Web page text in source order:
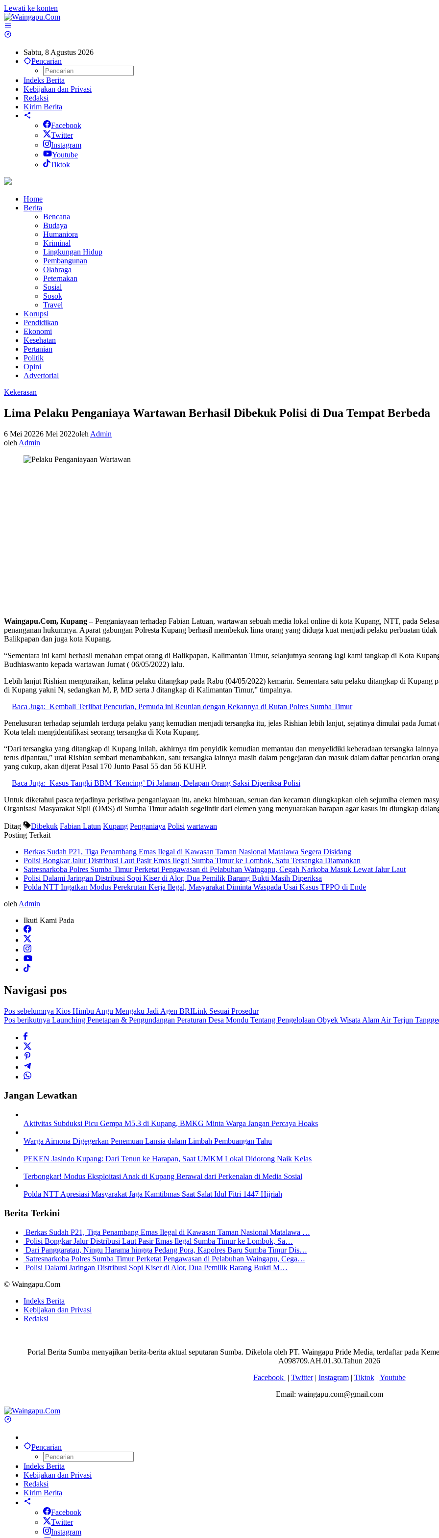
Lewati ke konten
Sabtu, 8 Agustus 2026
Pencarian
Indeks Berita
Kebijakan dan Privasi
Redaksi
Kirim Berita
Facebook
Twitter
Instagram
Youtube
Tiktok
Home
Berita
Bencana
Budaya
Humaniora
Kriminal
Lingkungan Hidup
Pembangunan
Olahraga
Peternakan
Sosial
Sosok
Travel
Korupsi
Pendidikan
Ekonomi
Kesehatan
Pertanian
Politik
Opini
Advertorial
Kekerasan
Lima Pelaku Penganiaya Wartawan Berhasil Dibekuk Polisi di Dua Tempat Berbeda
6 Mei 20226 Mei 2022oleh Admin
oleh Admin
Waingapu.Com, Kupang –Penganiayaan terhadap Fabian Latuan, wartawan sebuah media lokal online di kota Kupang, NTT, pada
penanganan hukumnya. Aparat gabungan Polresta Kupang berhasil membekuk lima orang yang diduga kuat menjadi pelaku perbuatan
Balikpapan dan juga kota Kupang.
“Sementara ini kami berhasil menahan empat orang di Balikpapan, Kalimantan Timur, selanjutnya seorang lagi kami tangkap di Kota
Budhiaswanto kepada wartawan Jumat ( 06/05/2022) lalu.
Lebih lanjut Rishian menguraikan, kelima pelaku ditangkap pada Rabu (04/05/2022) kemarin. Sementara satu pelaku ditangkap di Kupang
di Kupang yakni N, sedangkan M, P, MD serta J ditangkap di Kalimantan Timur,” timpalnya.
Baca Juga: Kembali Terlibat Pencurian, Pemuda ini Reunian dengan Rekannya di Rutan Polres Sumba Timur
Penelusuran terhadap sejumlah terduga pelaku yang kemudian menjadi tersangka itu, jelas Rishian lebih lanjut, sejatinya dimulai pada
Kota telah mengidentifikasi seorang tersangka di Kota Kupang.
“Dari tersangka yang ditangkap di Kupang inilah, akhirnya tim penyidik kemudian memantau dan menyelidiki keberadaan tersangka
terus dipantau,” urai Rishian sembari menambahkan, satu tersangka lainnya masih dalam pengejaran dan masuk dalam daftar pencarian
yang cukup, akan dijerat Pasal 170 Junto Pasal 55 dan 56 KUHP.
Baca Juga: Kasus Tangki BBM ‘Kencing’ Di Jalanan, Delapan Orang Saksi Diperiksa Polisi
Untuk diketahui pasca terjadinya peristiwa penganiayaan itu, aneka himbauan, seruan dan kecaman diungkapkan oleh sejumlha elemen
Organisasi Masyarakat Sipil (OMS) di Sumba Timur adalah segelintir dari elemen yang menyuarakan harapan agar kasus itu diungkap
Ditag Dibekuk Fabian Latun Kupang Penganiaya Polisi wartawan
Posting Terkait
Berkas Sudah P21, Tiga Penambang Emas Ilegal di Kawasan Taman Nasional Matalawa Segera Disidang
Polisi Bongkar Jalur Distribusi Laut Pasir Emas Ilegal Sumba Timur ke Lombok, Satu Tersangka Diamankan
Satresnarkoba Polres Sumba Timur Perketat Pengawasan di Pelabuhan Waingapu, Cegah Narkoba Masuk Lewat Jalur Laut
Polisi Dalami Jaringan Distribusi Sopi Kiser di Alor, Dua Pemilik Barang Bukti Masih Diperiksa
Polda NTT Ingatkan Modus Perekrutan Kerja Ilegal, Masyarakat Diminta Waspada Usai Kasus TPPO di Ende
oleh Admin
Ikuti Kami Pada
Navigasi pos
Pos sebelumnya Kios Himbu Angu Mengaku Jadi Agen BRILink Sesuai Prosedur
Pos berikutnya Launching Penetapan & Pengundangan Peraturan Desa Mondu Tentang Pengelolaan Obyek Wisata Alam Air Terjun
Jangan Lewatkan
Aktivitas Subduksi Picu Gempa M5,3 di Kupang, BMKG Minta Warga Jangan Percaya Hoaks
Warga Airnona Digegerkan Penemuan Lansia dalam Limbah Pembuangan Tahu
PEKEN Jasindo Kupang: Dari Tenun ke Harapan, Saat UMKM Lokal Didorong Naik Kelas
Terbongkar! Modus Eksploitasi Anak di Kupang Berawal dari Perkenalan di Media Sosial
Polda NTT Apresiasi Masyarakat Jaga Kamtibmas Saat Salat Idul Fitri 1447 Hijriah
Berita Terkini
Berkas Sudah P21, Tiga Penambang Emas Ilegal di Kawasan Taman Nasional Matalawa …
Polisi Bongkar Jalur Distribusi Laut Pasir Emas Ilegal Sumba Timur ke Lombok, Sa…
Dari Panggaratau, Ningu Harama hingga Pedang Pora, Kapolres Baru Sumba Timur Dis…
Satresnarkoba Polres Sumba Timur Perketat Pengawasan di Pelabuhan Waingapu, Cega…
Polisi Dalami Jaringan Distribusi Sopi Kiser di Alor, Dua Pemilik Barang Bukti M…
© Waingapu.Com
Indeks Berita
Kebijakan dan Privasi
Redaksi
Portal Berita Sumba menyajikan berita-berita aktual seputaran Sumba. Dikelola oleh PT. Waingapu Pride Media, terdaftar pada
A098709.AH.01.30.Tahun 2026
Facebook | Twitter| Instagram| Tiktok| Youtube
Email: waingapu.com@gmail.com
Pencarian
Indeks Berita
Kebijakan dan Privasi
Redaksi
Kirim Berita
Facebook
Twitter
Instagram